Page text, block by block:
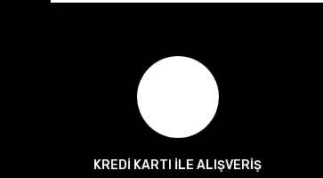
KREDİ KARTI İLE ALIŞVERİŞ